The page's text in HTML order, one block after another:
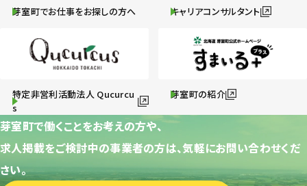
芽室町でお仕事をお探しの方へ キャリアコンサルタント
特定非営利活動法人 Qucurcu
s
芽室町の紹介
芽室町で働くことをお考えの方や、
求人掲載をご検討中の事業者の方は、気軽にお問い合わせくだ
さい。